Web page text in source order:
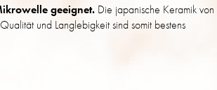
geeignet. Die japanische Keramik von
und Langlebigkeit sind somit bestens